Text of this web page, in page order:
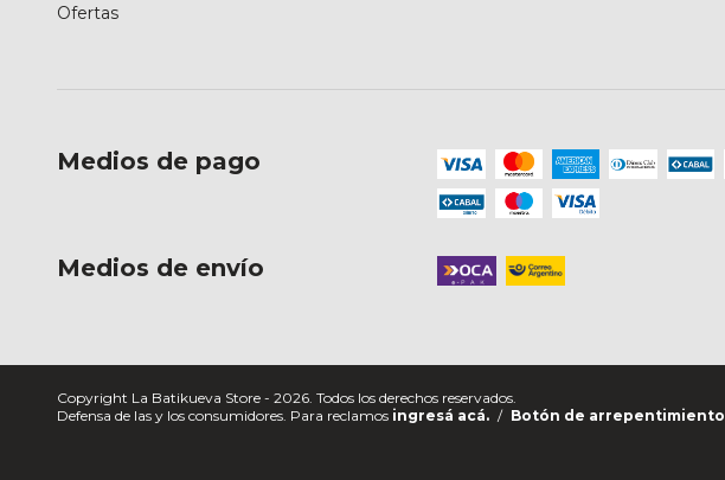
Ofertas
Medios de pago
Medios de envío
Copyright La Batikueva Store - 2026. Todos los derechos reservados.
Defensa de las y los consumidores. Para reclamos ingresá acá. / Botón de arrepentimiento